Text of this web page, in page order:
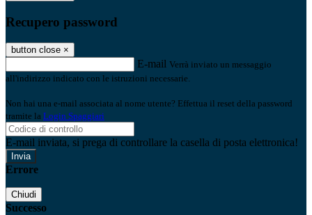
Recupero password
button close ×
E-mail Verrà inviato un messaggio
all'indirizzo indicato con le istruzioni necessarie.
Non hai una e-mail associata al nome utente? Effettua il reset della password
tramite la Login Spaggiari
E-mail inviata, si prega di controllare la casella di posta elettronica!
Errore
Chiudi
Successo